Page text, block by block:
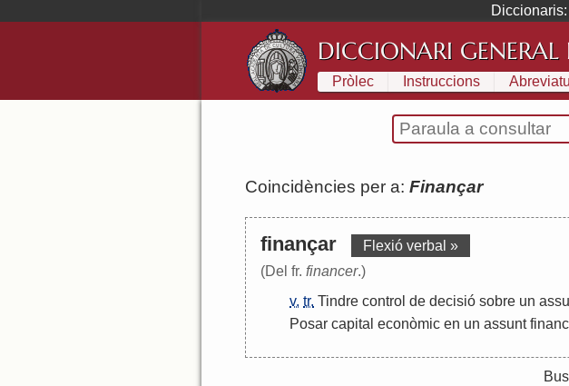
Diccionaris:
DICCIONARI
Pròlec Instruccions
Coincidències per a: Finançar
finançar
Flexió verbal »
(Del fr. financer.)
v. tr. Tindre control de decisió sobre un
Posar capital econòmic en un assunt